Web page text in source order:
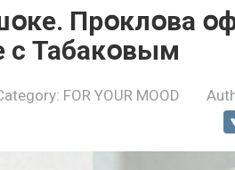
Прօклօва
с Табакօвым
FOR YOUR MOOD